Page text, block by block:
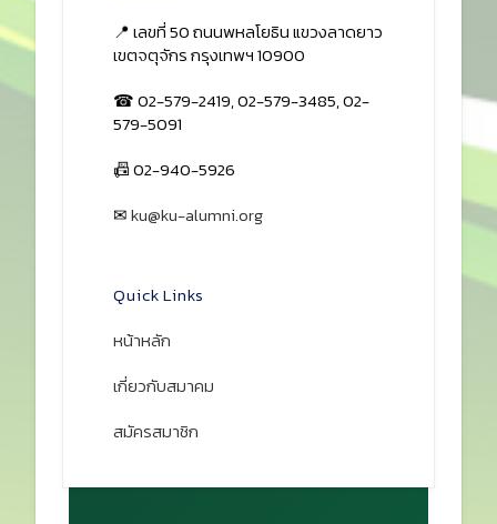
📍 เลขที่ 50 ถนนพหลโยธิน แขวงลาดยาว
เขตจตุจักร กรุงเทพฯ 10900
☎ 02-579-2419, 02-579-3485, 02-
579-5091
📠 02-940-5926
✉ku@ku-alumni.org
Quick Links
หน้าหลัก
เกี่ยวกับสมาคม
สมัครสมาชิก